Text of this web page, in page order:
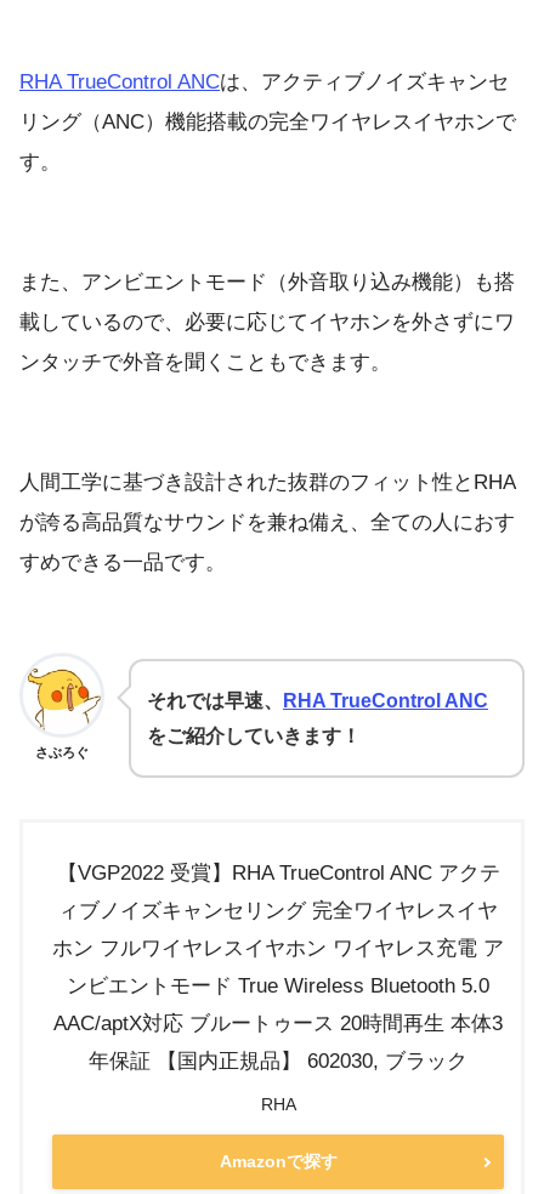
RHA TrueControl ANCは、アクティブノイズキャンセ
リング（ANC）機能搭載の完全ワイヤレスイヤホンで
す。
また、アンビエントモード（外音取り込み機能）も搭
載しているので、必要に応じてイヤホンを外さずにワ
ンタッチで外音を聞くこともできます。
人間工学に基づき設計された抜群のフィット性とRHA
が誇る高品質なサウンドを兼ね備え、全ての人におす
すめできる一品です。
さぶろぐ
それでは早速、 RHA TrueControl ANC
をご紹介していきます！
【VGP2022 受賞】RHA TrueControl ANC アクテ
ィブノイズキャンセリング 完全ワイヤレスイヤ
ホン フルワイヤレスイヤホン ワイヤレス充電 ア
ンビエントモード True Wireless Bluetooth 5.0
AAC/aptX対応 ブルートゥース 20時間再生 本体3
年保証 【国内正規品】 602030, ブラック
RHA
Amazonで探す